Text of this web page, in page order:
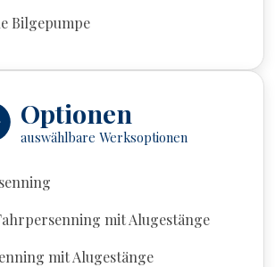
Bilgepumpe
Optionen
auswählbare Werksoptionen
mit Alugestänge
mit Alugestänge